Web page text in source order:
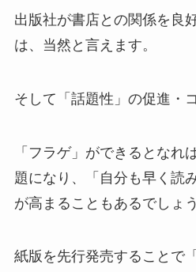
出版社が書店との関係を良
は、当然と言えます。
そして「話題性」の促進・
「フラゲ」ができるとなれ
題になり 、「自分も早く読
が高まることもあるでしょう
紙版を先行発売することで